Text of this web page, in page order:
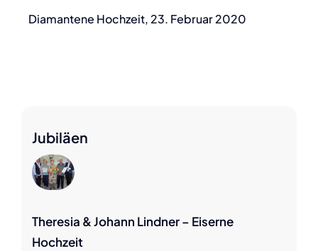
Diamantene Hochzeit, 23. Februar 2020
Jubiläen
Theresia & Johann Lindner – Eiserne
Hochzeit